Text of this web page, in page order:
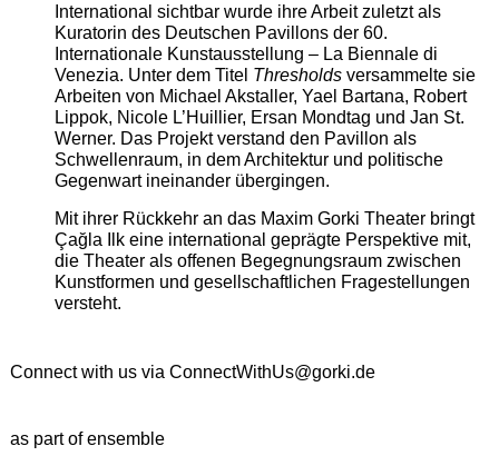
International sichtbar wurde ihre Arbeit zuletzt als
Kuratorin des Deutschen Pavillons der 60.
Internationale Kunstausstellung – La Biennale di
Venezia. Unter dem Titel Thresholdsversammelte sie
Arbeiten von Michael Akstaller, Yael Bartana, Robert
Lippok, Nicole L’Huillier, Ersan Mondtag und Jan St.
Werner. Das Projekt verstand den Pavillon als
Schwellenraum, in dem Architektur und politische
Gegenwart ineinander übergingen.
Mit ihrer Rückkehr an das Maxim Gorki Theater bringt
Çağla Ilk eine international geprägte Perspektive mit,
die Theater als offenen Begegnungsraum zwischen
Kunstformen und gesellschaftlichen Fragestellungen
versteht.
Connect with us via ConnectWithUs@gorki.de
as part of ensemble